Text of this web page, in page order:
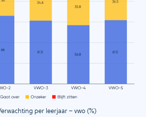
per leerjaar – vwo (%)